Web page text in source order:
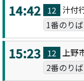
14:42 12 汁付
1番のりば
15:23 12 上野
2番のりば